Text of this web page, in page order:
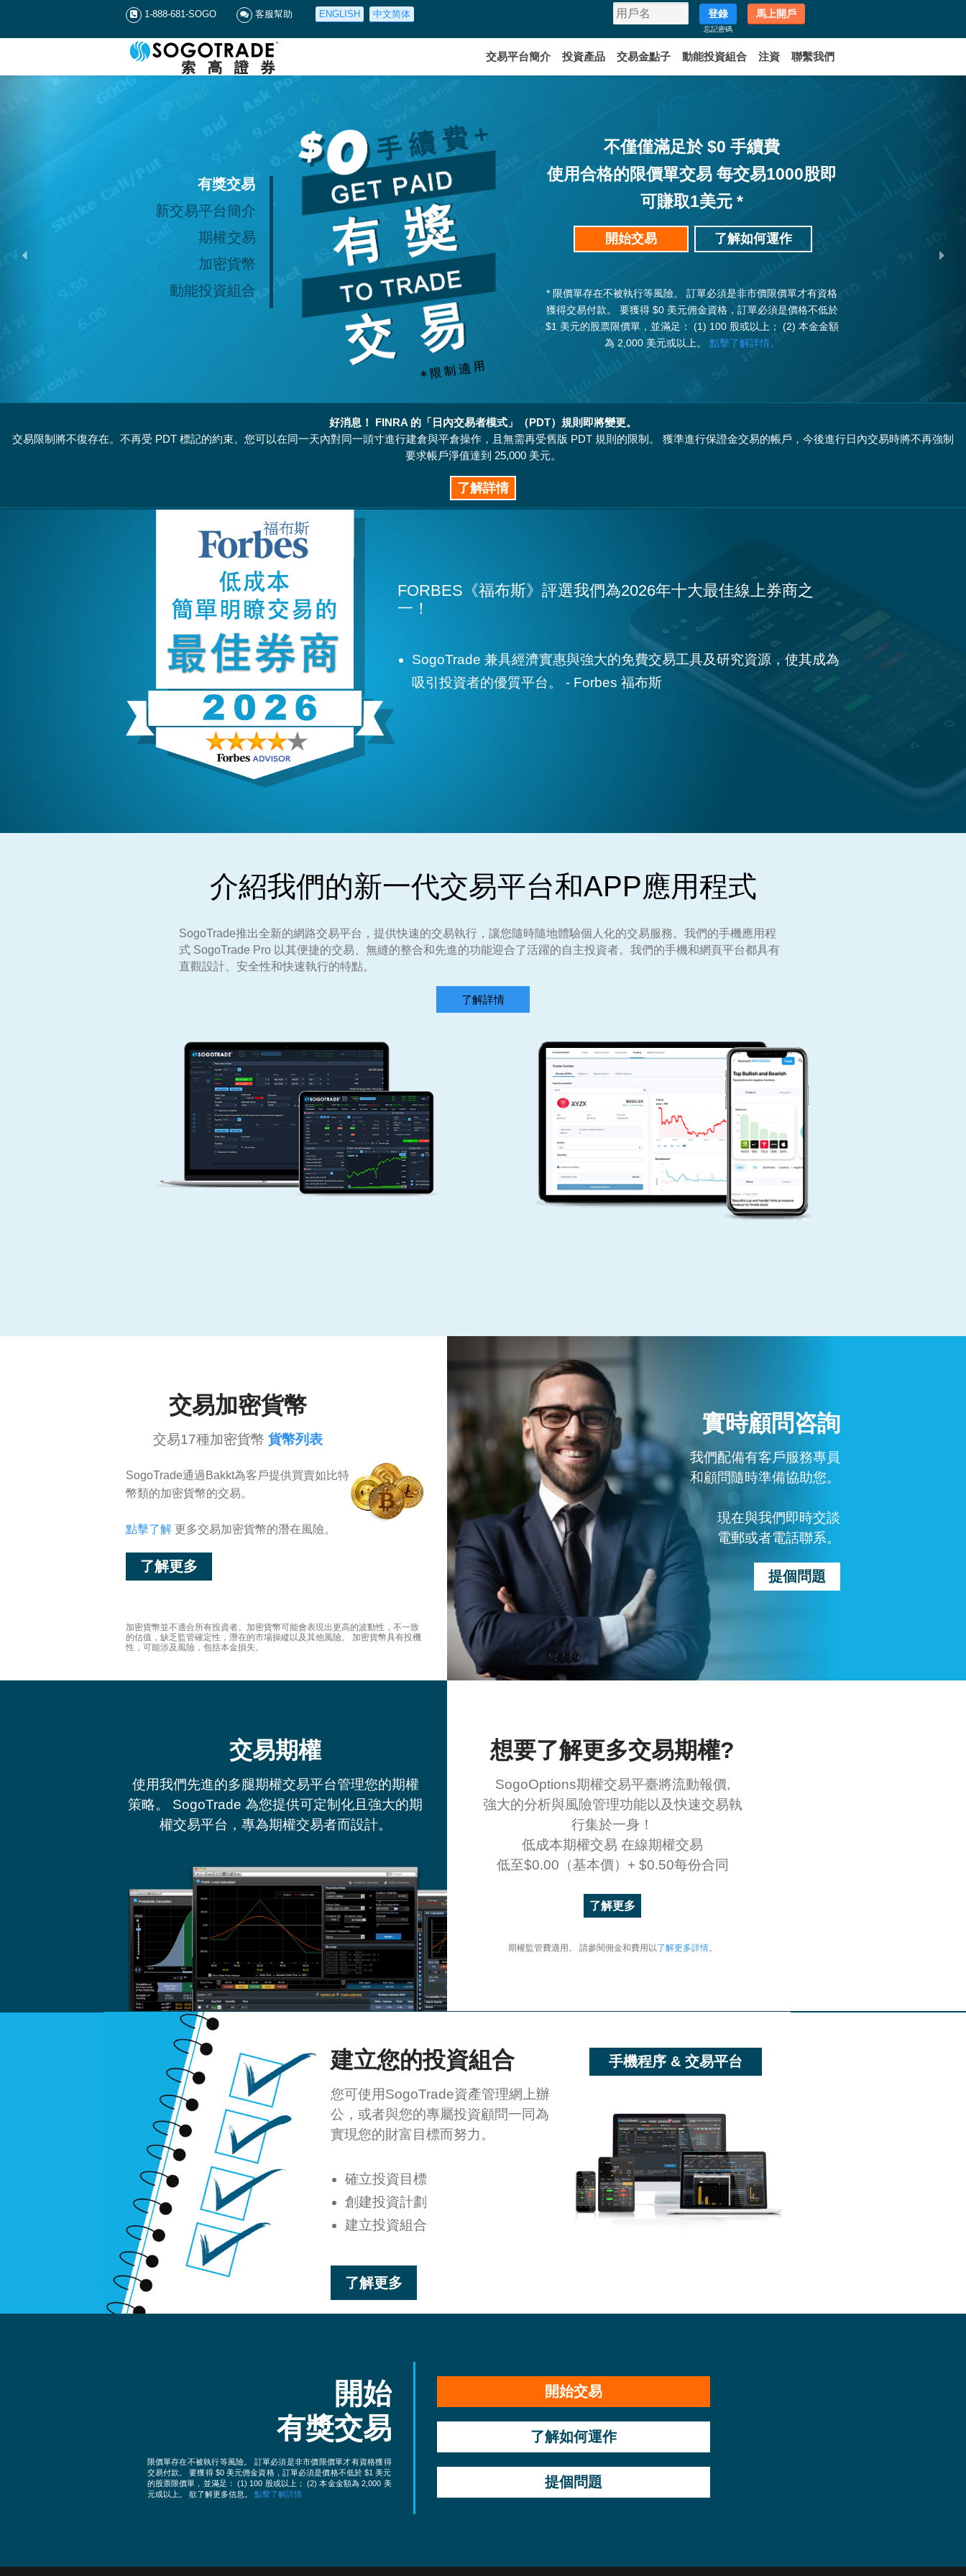
1-888-681-SOGO 客服幫助 ENGLISH 中文简体 登錄
忘記密碼
馬上開戶
交易平台簡介 投資產品 交易金點子 動能投資組合 注資 聯繫我們
有獎交易
新交易平台簡介
期權交易
加密貨幣
動能投資組合
不僅僅滿足於 $0 手續費
使用合格的限價單交易 每交易1000股即
可賺取1美元 *
開始交易 了解如何運作
* 限價單存在不被執行等風險。 訂單必須是非市價限價單才有資格
獲得交易付款。 要獲得 $0 美元佣金資格，訂單必須是價格不低於
$1 美元的股票限價單，並滿足： (1) 100 股或以上； (2) 本金金額
為 2,000 美元或以上。 點擊了解詳情。
好消息！ FINRA 的「日內交易者模式」（PDT）規則即將變更。
交易限制將不復存在。不再受 PDT 標記的約束。您可以在同一天內對同一頭寸進行建倉與平倉操作，且無需再受舊版 PDT 規則的限制。 獲準進行保證金交易的帳戶，今後進行日內交易時將不再強制
要求帳戶淨值達到 25,000 美元。
了解詳情
FORBES《福布斯》評選我們為2026年十大最佳線上券商之
一！
SogoTrade 兼具經濟實惠與強大的免費交易工具及研究資源，使其成為
吸引投資者的優質平台。 - Forbes 福布斯
介紹我們的新一代交易平台和APP應用程式
SogoTrade推出全新的網路交易平台，提供快速的交易執行，讓您隨時隨地體驗個人化的交易服務。我們的手機應用程
式 SogoTrade Pro 以其便捷的交易、無縫的整合和先進的功能迎合了活躍的自主投資者。我們的手機和網頁平台都具有
直觀設計、安全性和快速執行的特點。
了解詳情
交易加密貨幣
交易17種加密貨幣貨幣列表
SogoTrade通過Bakkt為客戶提供買賣如比特
幣類的加密貨幣的交易。
點擊了解更多交易加密貨幣的潛在風險。
了解更多
加密貨幣並不適合所有投資者。加密貨幣可能會表現出更高的波動性，不一致
的估值，缺乏監管確定性，潛在的市場操縱以及其他風險。 加密貨幣具有投機
性，可能涉及風險，包括本金損失。
實時顧問咨詢
我們配備有客戶服務專員
和顧問隨時準備協助您。
現在與我們即時交談
電郵或者電話聯系。
提個問題
交易期權
使用我們先進的多腿期權交易平台管理您的期權
策略。 SogoTrade 為您提供可定制化且強大的期
權交易平台，專為期權交易者而設計。
想要了解更多交易期權?
SogoOptions期權交易平臺將流動報價,
強大的分析與風險管理功能以及快速交易執
行集於一身！
低成本期權交易 在線期權交易
低至$0.00（基本價）+ $0.50每份合同
了解更多
期權監管費適用。 請參閱佣金和費用以 了解更多詳情。
建立您的投資組合
您可使用SogoTrade資產管理網上辦
公，或者與您的專屬投資顧問一同為
實現您的財富目標而努力。
確立投資目標
創建投資計劃
建立投資組合
了解更多
手機程序 & 交易平台
開始
有獎交易
限價單存在不被執行等風險。 訂單必須是非市價限價單才有資格獲得
交易付款。 要獲得 $0 美元佣金資格，訂單必須是價格不低於 $1 美元
的股票限價單，並滿足： (1) 100 股或以上； (2) 本金金額為 2,000 美
元或以上。 欲了解更多信息。 點擊了解詳情
開始交易
了解如何運作
提個問題